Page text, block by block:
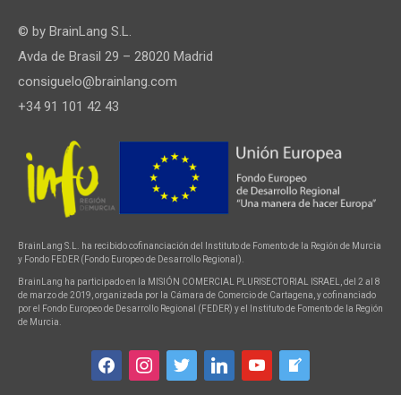
© by BrainLang S.L.
Avda de Brasil 29 – 28020 Madrid
consiguelo@brainlang.com
+34 91 101 42 43
BrainLang S.L. ha recibido cofinanciación del Instituto de Fomento de la Región de Murcia
y Fondo FEDER (Fondo Europeo de Desarrollo Regional).
BrainLang ha participado en la MISIÓN COMERCIAL PLURISECTORIAL ISRAEL, del 2 al 8
de marzo de 2019, organizada por la Cámara de Comercio de Cartagena, y cofinanciado
por el Fondo Europeo de Desarrollo Regional (FEDER) y el Instituto de Fomento de la Región
de Murcia.
facebookinstagram
twitter linkedin youtube welcome-
write-